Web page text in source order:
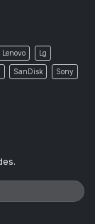
Lenovo Lg
SanDisk Sony